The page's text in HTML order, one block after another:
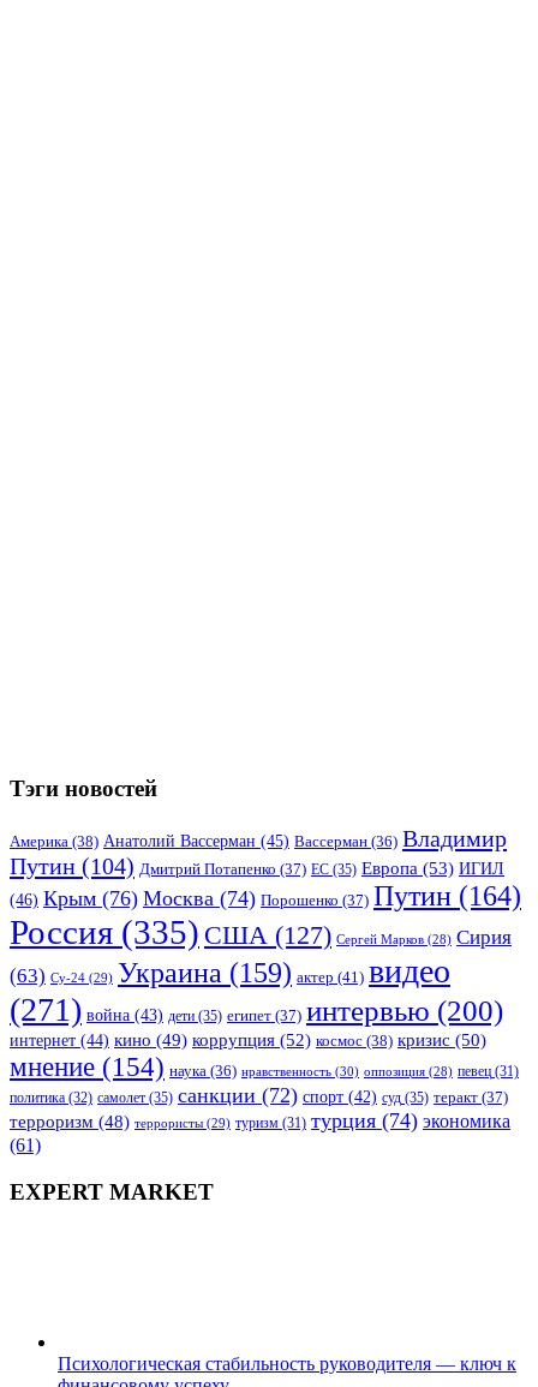
Тэги новостей
Америка (38) Анатолий Вассерман (45) Вассерман (36) Владимир
Путин (104) Дмитрий Потапенко (37) ЕС (35) Европа (53) ИГИЛ
(46) Крым (76) Москва (74) Порошенко (37) Путин (164)
Россия (335) США (127) Сергей Марков (28) Сирия
(63) Су-24 (29) Украина (159) актер (41) видео
(271) война (43) дети (35) египет (37) интервью (200)
интернет (44) кино (49) коррупция (52) космос (38) кризис (50)
мнение (154) наука (36) нравственность (30) оппозиция (28) певец (31)
политика (32) самолет (35) санкции (72) спорт (42) суд (35) теракт (37)
терроризм (48) террористы (29) туризм (31) турция (74) экономика
(61)
EXPERT MARKET
Психологическая стабильность руководителя — ключ к